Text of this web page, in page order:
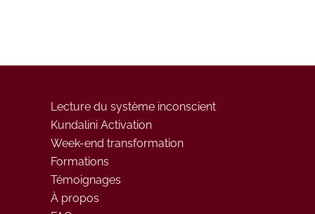
Lecture du système inconscient
Kundalini Activation
Week-end transformation
Formations
Témoignages
À propos